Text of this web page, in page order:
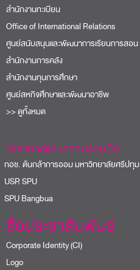
สำนักงานทะเบียน
Office of International Relations
ศูนย์สนับสนุนและพัฒนาการเรียนการสอน
สำนักงานการคลัง
สำนักงานทุนการศึกษา
ศูนย์สหกิจศึกษาและพัฒนาอาชีพ
>> ดูทั้งหมด
โครงการและความร่วมมือ
ช. ต้นกล้าการออม มหาวิทยาลัยศรีปทุม
SPU
Bangbua
สื่อประชาสัมพันธ์
Corporate Identity (CI)
Logo